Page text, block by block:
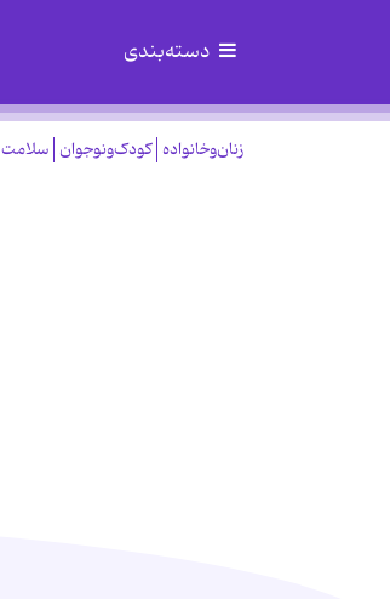
دسته‌بندی
زنان‌وخانواده کودک‌ونوجوان سلامت